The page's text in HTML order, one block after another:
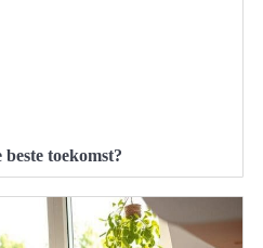
toekomst?